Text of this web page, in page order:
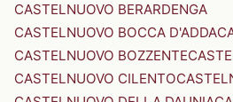
CASTELNUOVO BERARDENGA
CASTELNUOVO BOCCA D'ADDA
CASTELNUOVO BOZZENTE
CASTELNUOVO CILENTO